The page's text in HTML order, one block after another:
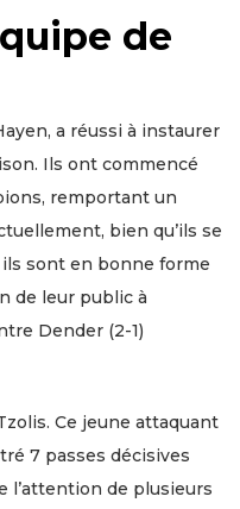
de
a réussi à instaurer
Ils ont commencé
remportant un
bien qu’ils se
sont en bonne forme
de leur public à
Dender (2-1)
Ce jeune attaquant
7 passes décisives
l’attention de plusieurs